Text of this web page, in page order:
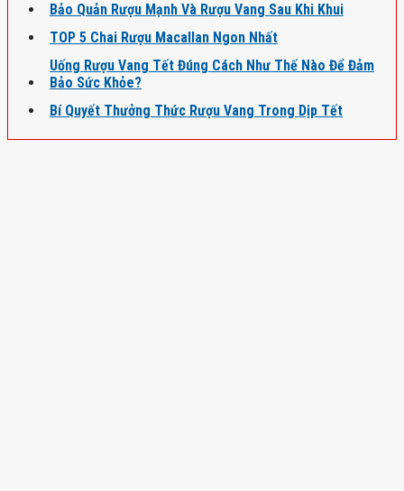
Bảo Quản Rượu Mạnh Và Rượu Vang Sau Khi Khui
TOP 5 Chai Rượu Macallan Ngon Nhất
Uống Rượu Vang Tết Đúng Cách Như Thế Nào Để Đảm
Bảo Sức Khỏe?
Bí Quyết Thưởng Thức Rượu Vang Trong Dịp Tết